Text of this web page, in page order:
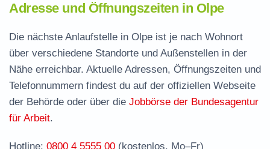
Leistungen der Arbeitsvermittlung in Olpe
Termin vereinbaren und Bürgergeld beantragen
Stellenangebote und Jobbörse in Olpe
Adresse und Öffnungszeiten in Olpe
Die nächste Anlaufstelle in Olpe ist je nach Wohnort
über verschiedene Standorte und Außenstellen in der
Nähe erreichbar. Aktuelle Adressen, Öffnungszeiten und
Telefonnummern findest du auf der offiziellen Webseite
der Behörde oder über die Jobbörse der Bundesagentur
für Arbeit.
Hotline: 0800 4 5555 00 (kostenlos, Mo–Fr)